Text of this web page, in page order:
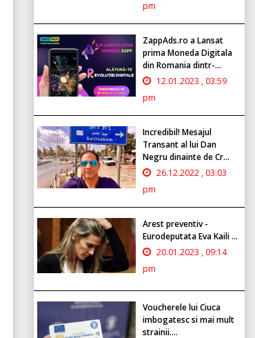
pm
ZappAds.ro a Lansat
prima Moneda Digitala
din Romania dintr-...
12.01.2023 , 03:59
pm
Incredibil! Mesajul
Transant al lui Dan
Negru dinainte de Cr...
26.12.2022 , 03:03
pm
Arest preventiv -
Eurodeputata Eva Kaili ...
20.01.2023 , 09:14
pm
Voucherele lui Ciuca
imbogatesc si mai mult
strainii....